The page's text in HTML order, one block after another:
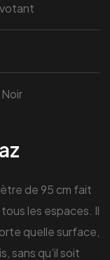
de 95 cm fait
les espaces. Il
quelle surface,
sans qu’il soit